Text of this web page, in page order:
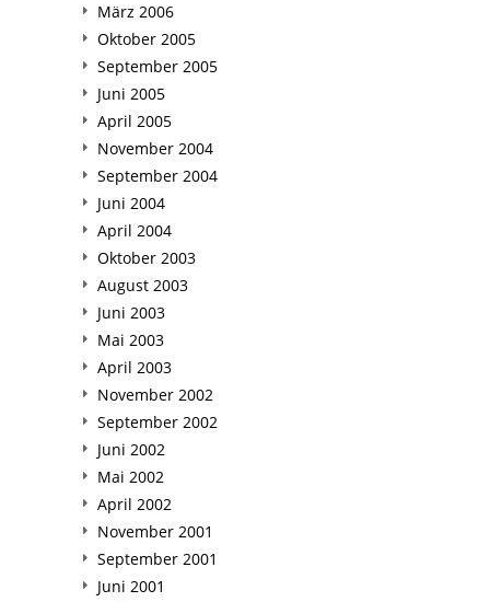
März 2006
Oktober 2005
September 2005
Juni 2005
April 2005
November 2004
September 2004
Juni 2004
April 2004
Oktober 2003
August 2003
Juni 2003
Mai 2003
April 2003
November 2002
September 2002
Juni 2002
Mai 2002
April 2002
November 2001
September 2001
Juni 2001